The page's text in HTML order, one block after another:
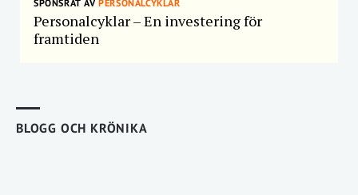
SPONSRAT AVPERSONALCYKLAR
Personalcyklar – En investering för
framtiden
BLOGG OCH KRÖNIKA